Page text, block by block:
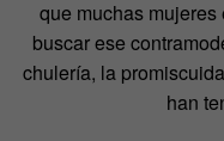
que muchas
buscar ese
chulería, la
han